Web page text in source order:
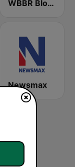
WBBR Bloomberg 1130
Newsmax